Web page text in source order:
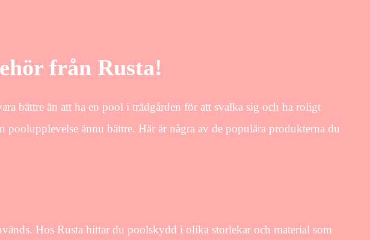
från Rusta!
bättre än att ha en pool i trädgården för att svalka sig och ha roligt
ännu bättre. Här är några av de populära produkterna du
Hos Rusta hittar du poolskydd i olika storlekar och material som